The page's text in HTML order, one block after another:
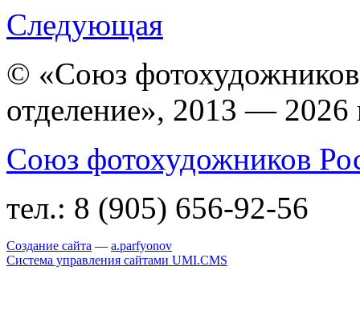
Следующая
© «Союз
отделение», 2013 — 2026
Союз фотохудожников
тел.: 8 (905) 656-92-56
Создание сайта — a.parfyonov
Система управления сайтами UMI.CMS